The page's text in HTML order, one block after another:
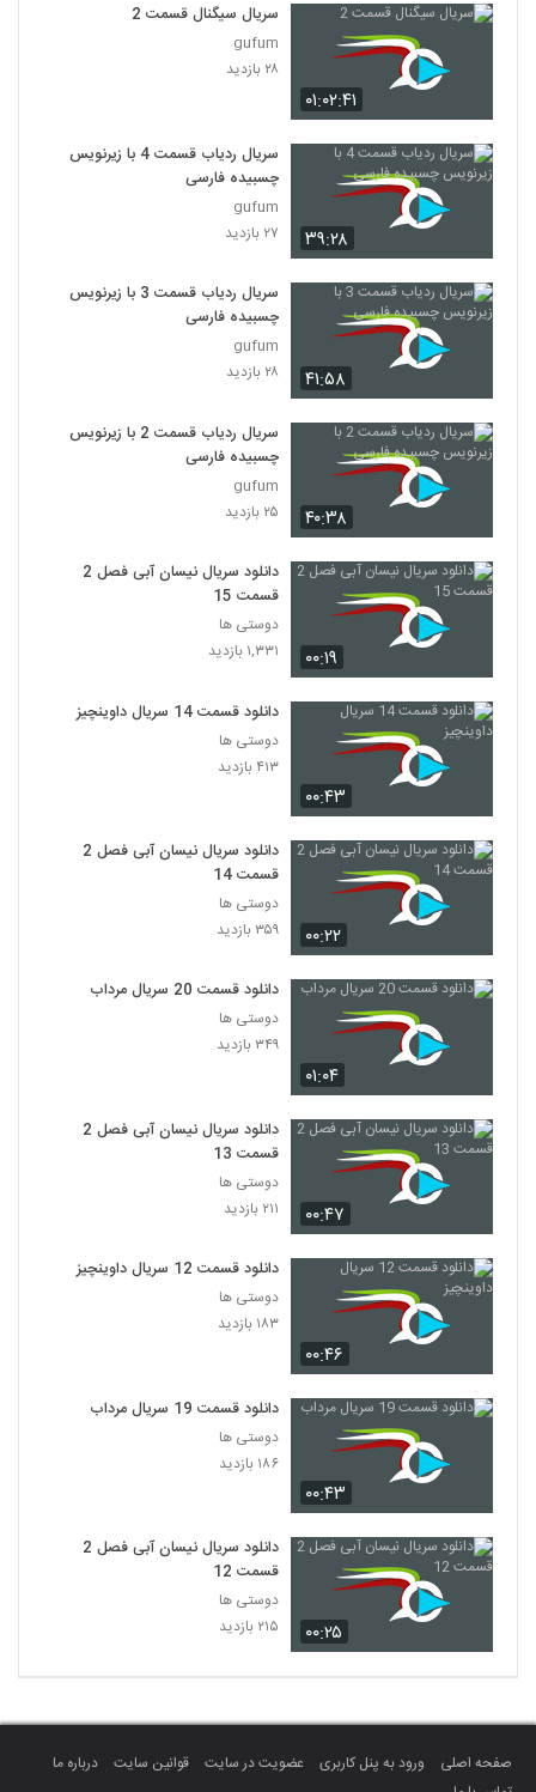
۰۱:۰۲:۴۱
سریال سیگنال قسمت 2
gufum
۲۸ بازدید
۳۹:۲۸
سریال ردیاب قسمت 4 با زیرنویس
چسبیده فارسی
gufum
۲۷ بازدید
۴۱:۵۸
سریال ردیاب قسمت 3 با زیرنویس
چسبیده فارسی
gufum
۲۸ بازدید
۴۰:۳۸
سریال ردیاب قسمت 2 با زیرنویس
چسبیده فارسی
gufum
۲۵ بازدید
۰۰:۱۹
دانلود سریال نیسان آبی فصل 2
قسمت 15
دوستی ها
۱,۳۳۱ بازدید
۰۰:۴۳
دانلود قسمت 14 سریال داوینچیز
دوستی ها
۴۱۳ بازدید
۰۰:۲۲
دانلود سریال نیسان آبی فصل 2
قسمت 14
دوستی ها
۳۵۹ بازدید
۰۱:۰۴
دانلود قسمت 20 سریال مرداب
دوستی ها
۳۴۹ بازدید
۰۰:۴۷
دانلود سریال نیسان آبی فصل 2
قسمت 13
دوستی ها
۲۱۱ بازدید
۰۰:۴۶
دانلود قسمت 12 سریال داوینچیز
دوستی ها
۱۸۳ بازدید
۰۰:۴۳
دانلود قسمت 19 سریال مرداب
دوستی ها
۱۸۶ بازدید
۰۰:۲۵
دانلود سریال نیسان آبی فصل 2
قسمت 12
دوستی ها
۲۱۵ بازدید
صفحه اصلی ورود به پنل کاربری عضویت در سایت قوانین سایت
درباره ما